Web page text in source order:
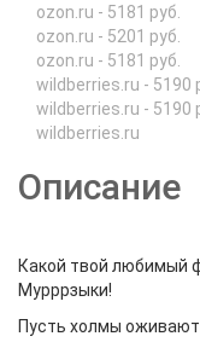
ozon.ru - 5181 руб.
ozon.ru - 5201 руб.
ozon.ru - 5181 руб.
wildberries.ru - 5190
wildberries.ru - 5190
wildberries.ru
Описание
Какой твой любимый
Мурррзыки!
Пусть холмы оживают